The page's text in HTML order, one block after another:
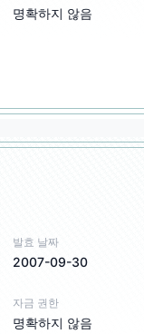
명확하지 않음
발효 날짜
2007-09-30
자금 권한
명확하지 않음